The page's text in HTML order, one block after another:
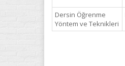
Dersin Öğrenme
Yöntem ve Teknikleri